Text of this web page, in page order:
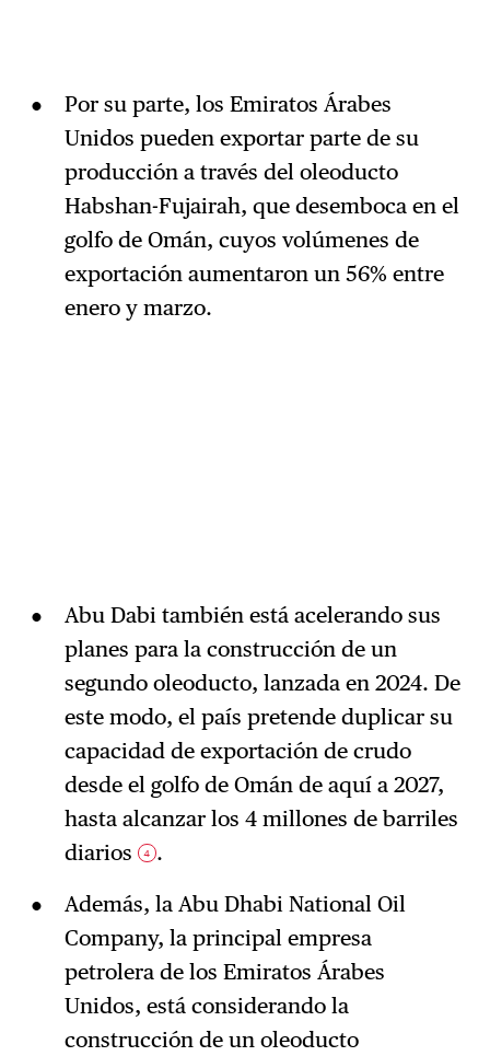
Por su parte, los Emiratos Árabes
Unidos pueden exportar parte de su
producción a través del oleoducto
Habshan-Fujairah, que desemboca en el
golfo de Omán, cuyos volúmenes de
exportación aumentaron un 56% entre
enero y marzo.
Abu Dabi también está acelerando sus
planes para la construcción de un
segundo oleoducto, lanzada en 2024. De
este modo, el país pretende duplicar su
capacidad de exportación de crudo
desde el golfo de Omán de aquí a 2027,
hasta alcanzar los 4 millones de barriles
diarios
4 .
Además, la Abu Dhabi National Oil
Company, la principal empresa
petrolera de los Emiratos Árabes
Unidos, está considerando la
construcción de un oleoducto